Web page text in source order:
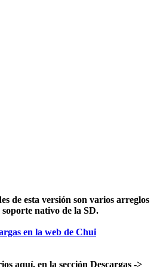
de esta versión son varios arreglos
nativo de la SD.
en la web de Chui
aquí, en la sección Descargas ->